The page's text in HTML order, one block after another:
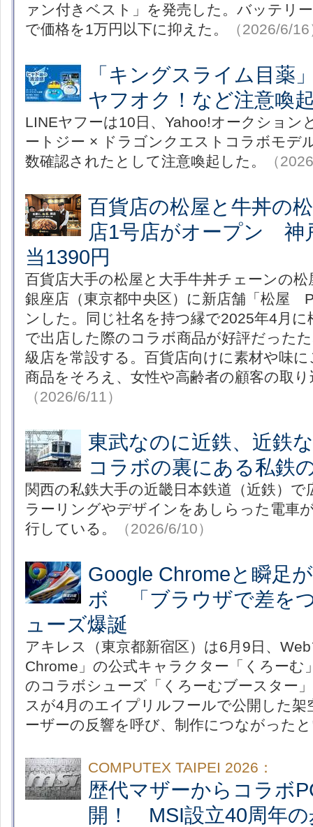
ァン付きベスト」を発売した。バッテリ
で価格を1万円以下に抑えた。
（2026/6/
「キングスライム目
ヤフオク！など注意喚
LINEヤフーは10日、Yahoo!オークション
ートジー × ドラゴンクエストコラボモデ
数確認されたとして注意喚起した。
（
百貨店の松屋と牛丼の
店1号店がオープン 神
当1390円
百貨店大手の松屋と大手牛丼チェーンの
銀座店（東京都中央区）に新店舗「松屋
ンした。同じ社名を持つ縁で2025年4月に
で出店した際のコラボ商品が好評だった
級店を常設する。百貨店向けに素材や味
商品をそろえ、女性や高齢者の顧客の取
（2026/6/11）
東武なのに近鉄、近鉄
コラボの裏にある私鉄
関西の私鉄大手の近畿日本鉄道（近鉄）
ラーリングやデザインをあしらった電車
行している。
（2026/6/10）
Google Chromeと瞬足
ボ 「ブラウザで差を
ューズ爆誕
アキレス（東京都新宿区）は6月9日、
Chrome」の公式キャラクター「くろーむ
のコラボシューズ「くろーむブースター
スが4月のエイプリルフールで公開した
ーザーの反響を呼び、制作につながった
COMPUTEX TAIPEI 2026：
歴代マザーからコラボ
開！ MSI設立40周年の